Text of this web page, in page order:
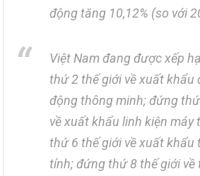
động tăng 10,12% (so với
Việt Nam đang được xếp
thứ 2 thế giới về xuất khẩu
động thông minh; đứng
về xuất khẩu linh kiện máy
thứ 6 thế giới về xuất khẩu
tính; đứng thứ 8 thế giới về